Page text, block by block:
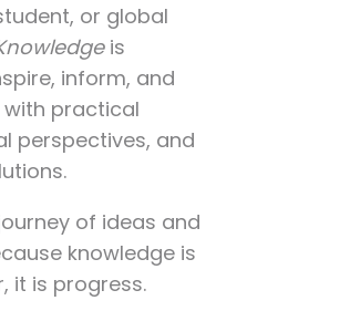
or global
is
inform, and
practical
perspectives, and
of ideas and
knowledge is
it is progress.